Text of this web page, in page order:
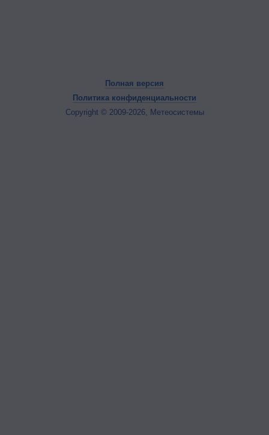
Полная версия
Политика конфиденциальности
Copyright © 2009-2026, Метеосистемы